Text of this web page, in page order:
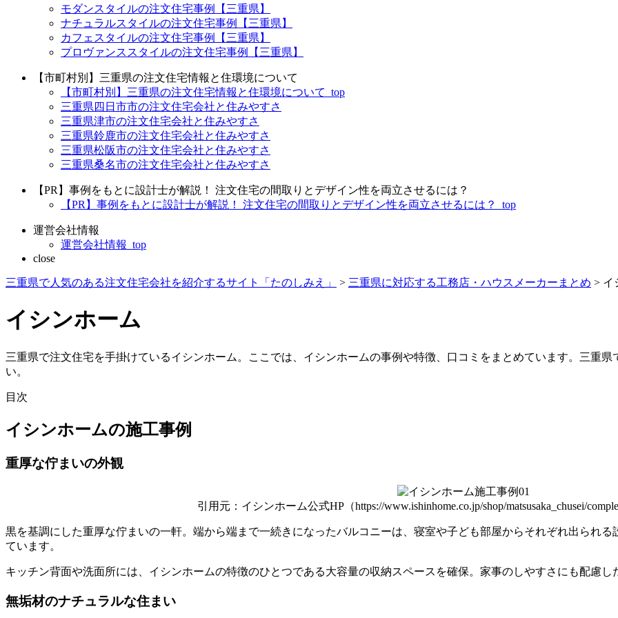
モダンスタイルの注文住宅事例【三重県】
ナチュラルスタイルの注文住宅事例【三重県】
カフェスタイルの注文住宅事例【三重県】
プロヴァンススタイルの注文住宅事例【三重県】
【市町村別】三重県の注文住宅情報と住環境について
【市町村別】三重県の注文住宅情報と住環境について_top
三重県四日市市の注文住宅会社と住みやすさ
三重県津市の注文住宅会社と住みやすさ
三重県鈴鹿市の注文住宅会社と住みやすさ
三重県松阪市の注文住宅会社と住みやすさ
三重県桑名市の注文住宅会社と住みやすさ
【PR】事例をもとに設計士が解説！ 注文住宅の間取りとデザイン性を両立させるには？
【PR】事例をもとに設計士が解説！ 注文住宅の間取りとデザイン性を両立させるには？_top
運営会社情報
運営会社情報_top
close
三重県で人気のある注文住宅会社を紹介するサイト「たのしみえ」 > 三重県に対応する工務店・ハウスメーカーまとめ > イ
イシンホーム
三重県で注文住宅を手掛けているイシンホーム。ここでは、イシンホームの事例や特徴、口コミをまとめています。三重
い。
目次
イシンホームの施工事例
重厚な佇まいの外観
引用元：イシンホーム公式HP（https://www.ishinhome.co.jp/shop/matsusaka_chusei/
黒を基調にした重厚な佇まいの一軒。 端から端まで一続きになったバルコニーは、寝室や子ども部屋からそれぞれ出られ
ています。
キッチン背面や洗面所には、イシンホームの特徴のひとつである大容量の収納スペースを確保。家事のしやすさにも配慮し
無垢材のナチュラルな住まい